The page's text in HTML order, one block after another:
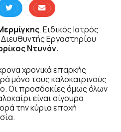
, Ειδικός Ιατρός
Εργαστηρίου
Ντυνάν.
χρονικά επαρκής
μόνο τους καλοκαιρινούς
Οι προσδοκίες όμως όλων
είναι σίγουρα
την κύρια εποχή